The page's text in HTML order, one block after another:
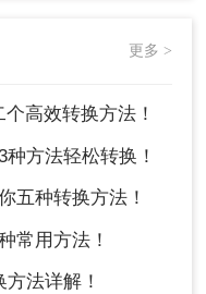
更多 >
高效转换方法！
方法轻松转换！
五种转换方法！
常用方法！
法详解！